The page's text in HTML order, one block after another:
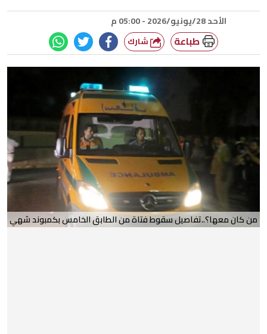
الأحد 28/يونيو/2026 - 05:00 م
طباعة
من كان معها؟..تفاصيل سقوط فتاة من الطابق الخامس بكمبوند شهي